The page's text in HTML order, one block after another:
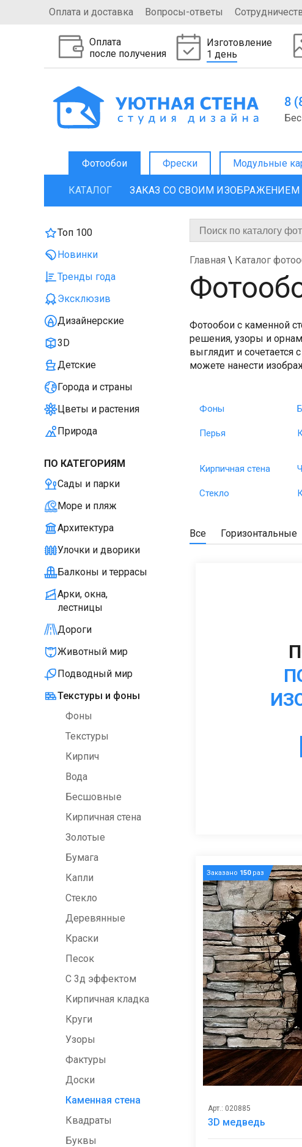
Оплата и доставка Вопросы-ответы
Оплата
после получения
Изготовление
1 день
8
Фотообои Фрески Модульные
КАТАЛОГ ЗАКАЗ СО СВОИМ ИЗОБРАЖЕНИЕМ
Топ 100
Новинки
Тренды года
Эксклюзив
Дизайнерские
3D
Детские
Города и страны
Цветы и растения
Природа
ПО КАТЕГОРИЯМ
Сады и парки
Море и пляж
Архитектура
Улочки и дворики
Балконы и террасы
Арки, окна,
лестницы
Дороги
Животный мир
Подводный мир
Текстуры и фоны
Фоны
Текстуры
Кирпич
Вода
Бесшовные
Кирпичная стена
Золотые
Бумага
Капли
Стекло
Деревянные
Краски
Песок
С 3д эффектом
Кирпичная кладка
Круги
Узоры
Фактуры
Доски
Каменная стена
Квадраты
Буквы
Главная \ Каталог
Фотообои с каменной
решения, узоры и
выглядит и
можете нанести
Фоны
Перья
Кирпичная стена
Стекло
Все Горизонтальные
Заказано 150раз
Арт.: 020885
3D медведь